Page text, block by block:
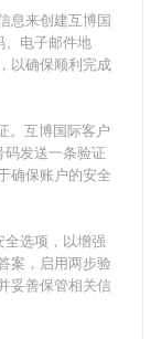
息来创建互博国
、电子邮件地
以确保顺利完成
互博国际客户
发送一条验证
确保账户的安全
选项，以增强
案，启用两步验
妥善保管相关信